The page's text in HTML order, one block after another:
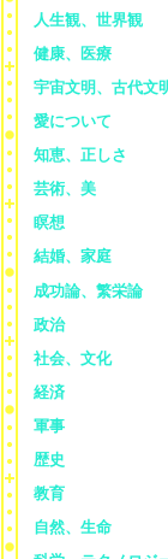
人生観、世界観
健康、医療
宇宙文明、古代文
愛について
知恵、正しさ
芸術、美
瞑想
結婚、家庭
成功論、繁栄論
政治
社会、文化
経済
軍事
歴史
教育
自然、生命